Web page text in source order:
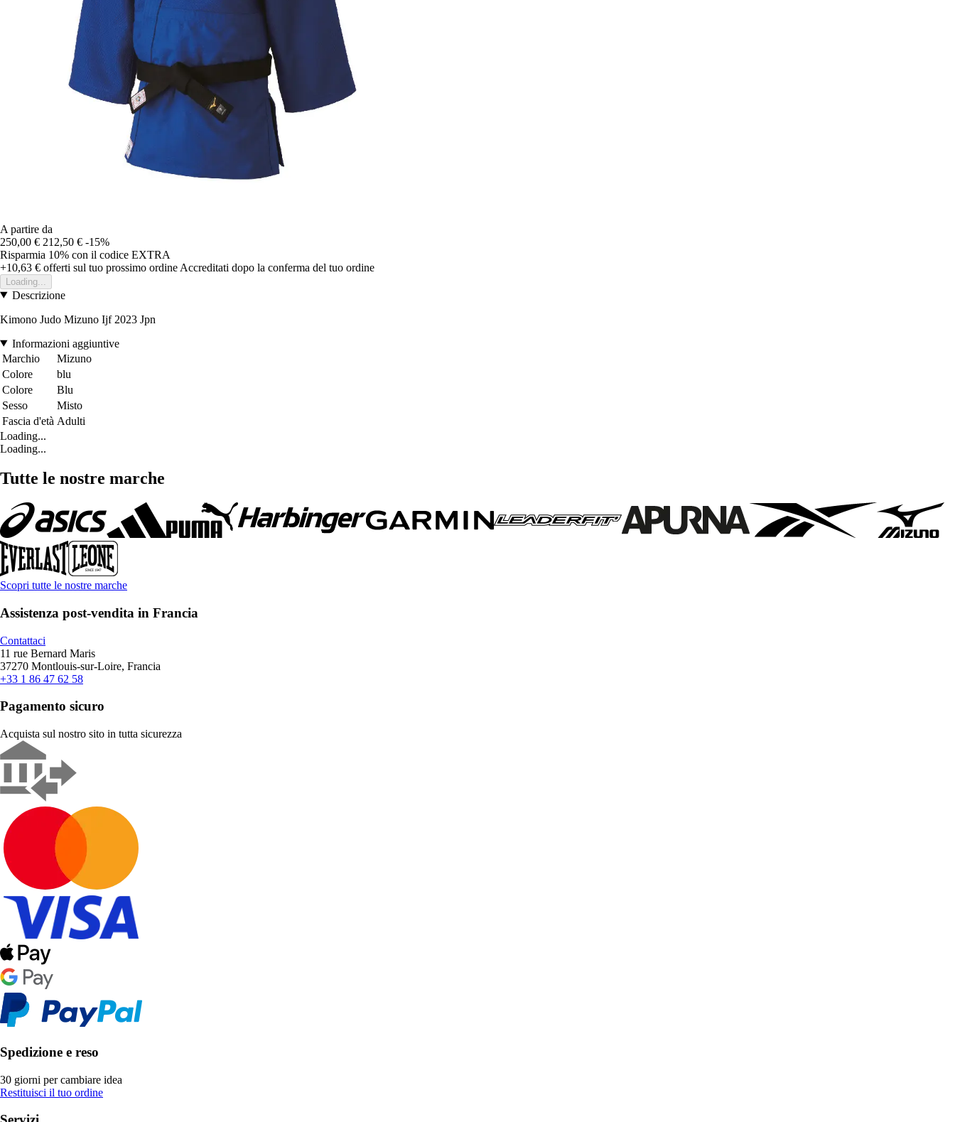
A partire da
250,00 € 212,50 € -15%
Risparmia 10% con il codice EXTRA
+10,63 € offerti sul tuo prossimo ordine Accreditati dopo la conferma del tuo ordine
Loading...
Descrizione
Kimono Judo Mizuno Ijf 2023 Jpn
Informazioni aggiuntive
Marchio
Mizuno
Colore
blu
Colore
Blu
Sesso
Misto
Fascia d'età Adulti
Loading...
Loading...
Tutte le nostre marche
Scopri tutte le nostre marche
Assistenza post-vendita in Francia
Contattaci
11 rue Bernard Maris
37270 Montlouis-sur-Loire, Francia
+33 1 86 47 62 58
Pagamento sicuro
Acquista sul nostro sito in tutta sicurezza
Spedizione e reso
30 giorni per cambiare idea
Restituisci il tuo ordine